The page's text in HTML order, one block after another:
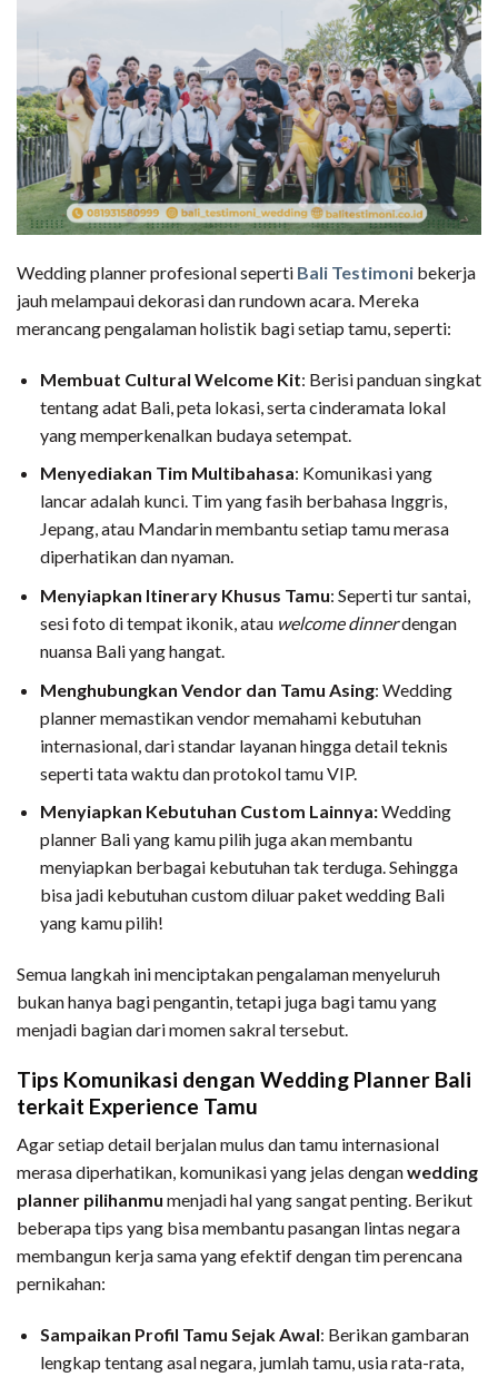
Wedding planner profesional seperti Bali Testimoni bekerja
jauh melampaui dekorasi dan rundown acara. Mereka
merancang pengalaman holistik bagi setiap tamu, seperti:
Membuat Cultural Welcome Kit: Berisi panduan singkat
tentang adat Bali, peta lokasi, serta cinderamata lokal
yang memperkenalkan budaya setempat.
Menyediakan Tim Multibahasa: Komunikasi yang
lancar adalah kunci. Tim yang fasih berbahasa Inggris,
Jepang, atau Mandarin membantu setiap tamu merasa
diperhatikan dan nyaman.
Menyiapkan Itinerary Khusus Tamu: Seperti tur santai,
sesi foto di tempat ikonik, atau welcome dinnerdengan
nuansa Bali yang hangat.
Menghubungkan Vendor dan Tamu Asing: Wedding
planner memastikan vendor memahami kebutuhan
internasional, dari standar layanan hingga detail teknis
seperti tata waktu dan protokol tamu VIP.
Menyiapkan Kebutuhan Custom Lainnya:Wedding
planner Bali yang kamu pilih juga akan membantu
menyiapkan berbagai kebutuhan tak terduga. Sehingga
bisa jadi kebutuhan custom diluar paket wedding Bali
yang kamu pilih!
Semua langkah ini menciptakan pengalaman menyeluruh
bukan hanya bagi pengantin, tetapi juga bagi tamu yang
menjadi bagian dari momen sakral tersebut.
Tips Komunikasi dengan Wedding Planner Bali
terkait Experience Tamu
Agar setiap detail berjalan mulus dan tamu internasional
merasa diperhatikan, komunikasi yang jelas denganwedding
planner pilihanmu menjadi hal yang sangat penting. Berikut
beberapa tips yang bisa membantu pasangan lintas negara
membangun kerja sama yang efektif dengan tim perencana
pernikahan:
Sampaikan Profil Tamu Sejak Awal: Berikan gambaran
lengkap tentang asal negara, jumlah tamu, usia rata-rata,